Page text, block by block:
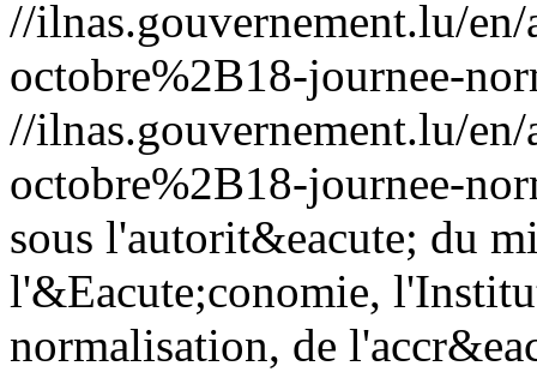
//ilnas.gouvernement.lu/
octobre%2B18-journee-
//ilnas.gouvernement.lu/
octobre%2B18-journee-
sous l'autorit&eacute; du
l'&Eacute;conomie,
normalisation, de